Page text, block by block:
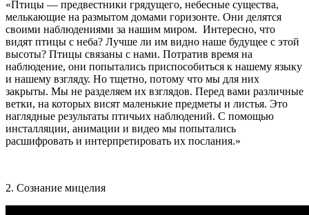
«Птицы — предвестники грядущего, небесные существа,
мелькающие на размытом домами горизонте. Они делятся
своими наблюдениями за нашим миром. Интересно, что
видят птицы с неба? Лучше ли им видно наше будущее с этой
высоты? Птицы связаны с нами. Потратив время на
наблюдение, они попытались приспособиться к нашему языку
и нашему взгляду. Но тщетно, потому что мы для них
закрыты. Мы не разделяем их взглядов. Перед вами различные
ветки, на которых висят маленькие предметы и листья. Это
наглядные результаты птичьих наблюдений. С помощью
инсталляции, анимации и видео мы попытались
расшифровать и интерпретировать их послания.»
2. Сознание мицелия